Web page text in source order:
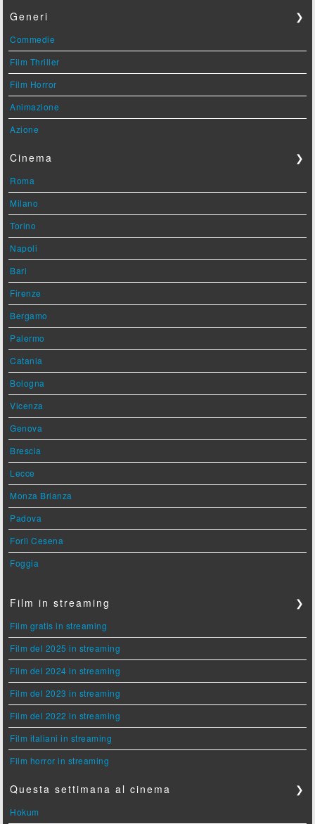
Generi ❯
Commedie
Film Thriller
Film Horror
Animazione
Azione
Cinema ❯
Roma
Milano
Torino
Napoli
Bari
Firenze
Bergamo
Palermo
Catania
Bologna
Vicenza
Genova
Brescia
Lecce
Monza Brianza
Padova
Forlì Cesena
Foggia
Film in streaming ❯
Film gratis in streaming
Film del 2025 in streaming
Film del 2024 in streaming
Film del 2023 in streaming
Film del 2022 in streaming
Film italiani in streaming
Film horror in streaming
Questa settimana al cinema ❯
Hokum